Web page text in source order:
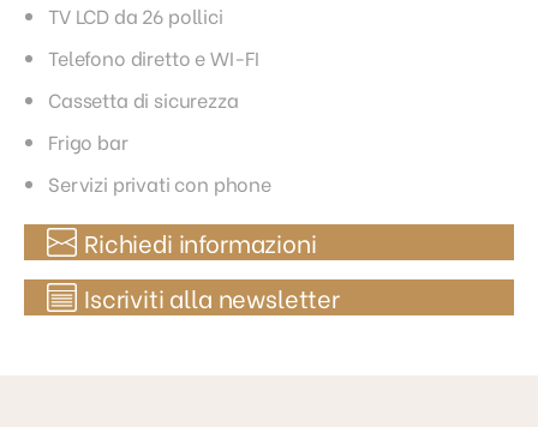
TV LCD da 26 pollici
Telefono diretto e WI-FI
Cassetta di sicurezza
Frigo bar
Servizi privati con phone
Richiedi informazioni
Iscriviti alla newsletter